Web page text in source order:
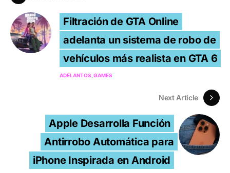
Filtración de GTA Online
adelanta un sistema de robo de
vehículos más realista en GTA 6
ADELANTOS GAMES
Next Article
Apple Desarrolla Función
Antirrobo Automática para
iPhone Inspirada en Android